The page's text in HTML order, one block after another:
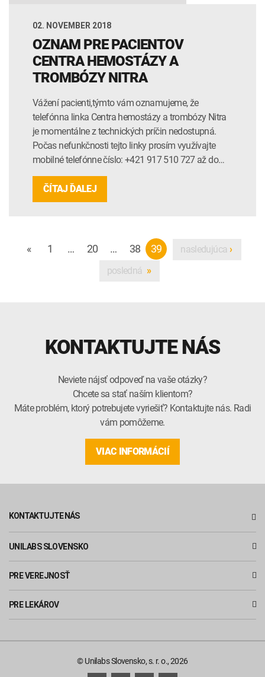
02. NOVEMBER 2018
OZNAM PRE PACIENTOV
CENTRA HEMOSTÁZY A
TROMBÓZY NITRA
Vážení pacienti,týmto vám oznamujeme, že
telefónna linka Centra hemostázy a trombózy Nitra
je momentálne z technických príčin nedostupná.
Počas nefunkčnosti tejto linky prosím využívajte
mobilné telefónne číslo: +421 917 510 727 až do…
ČÍTAJ ĎALEJ
« 1 … 20 … 38 39 nasledujúca ›
posledná »
KONTAKTUJTE NÁS
Neviete nájsť odpoveď na vaše otázky?
Chcete sa stať naším klientom?
Máte problém, ktorý potrebujete vyriešiť? Kontaktujte nás. Radi
vám pomôžeme.
VIAC INFORMÁCIÍ
KONTAKTUJTE NÁS
UNILABS SLOVENSKO
PRE VEREJNOSŤ
PRE LEKÁROV
© Unilabs Slovensko, s. r. o., 2026